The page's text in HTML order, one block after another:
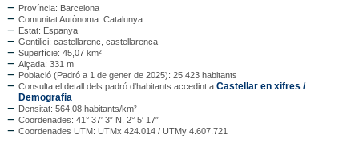
Província: Barcelona
Comunitat Autònoma: Catalunya
Estat: Espanya
Gentilici: castellarenc, castellarenca
Superfície: 45,07 km²
Alçada: 331 m
Població (Padró a 1 de gener de 2025): 25.423 habitants
Consulta el detall dels padró d'habitants accedint a Castellar en xifres /
Demografia
Densitat: 564,08 habitants/km²
Coordenades: 41° 37′ 3″ N, 2° 5′ 17″
Coordenades UTM: UTMx 424.014 / UTMy 4.607.721